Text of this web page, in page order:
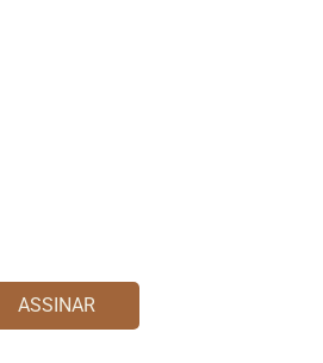
ASSINAR